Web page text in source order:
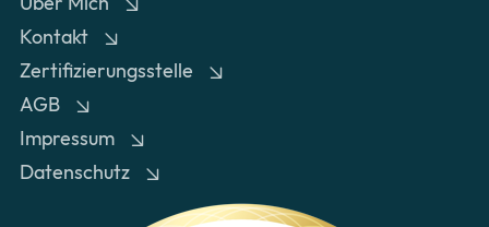
Kontakt
Zertifizierungsstelle
AGB
Impressum
Datenschutz